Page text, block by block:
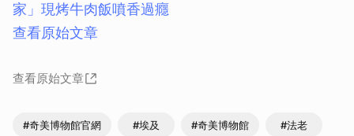
家」現烤牛肉飯噴香過癮
查看原始文章
查看原始文章
#奇美博物館官網 #埃及 #奇美博物館 #法老